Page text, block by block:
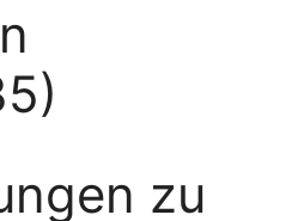
zu